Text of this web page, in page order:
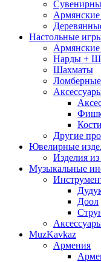
Настольные
Нарды +
Шахматы
Другие
Ювелирные
Изделия из
Музыкальные
Доол
MuzKavkaz
Армения